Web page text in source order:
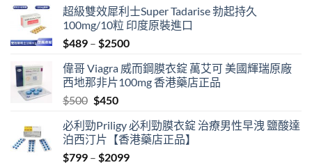
超級雙效犀利士Super Tadarise 勃起持久
100mg/10粒 印度原裝進口
$489 – $2500Price
$489
through
偉哥 Viagra 威而鋼膜衣錠 萬艾可 美國輝瑞原廠
西地那非片100mg 香港藥店正品
$500 Original
was:
$500.
$450Current
is:
$450.
必利勁Priligy 必利勁膜衣錠 治療男性早洩 鹽酸達
泊西汀片【香港藥店正品】
$799 – $2099Price